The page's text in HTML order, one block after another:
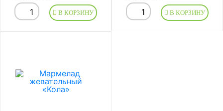
В КОРЗИНУ В КОРЗИНУ